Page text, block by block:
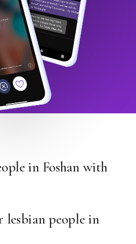
in Foshan with
lesbian people in